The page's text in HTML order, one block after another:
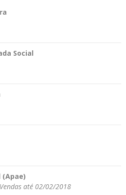
Social
(Apae)
Vendas até 02/02/2018